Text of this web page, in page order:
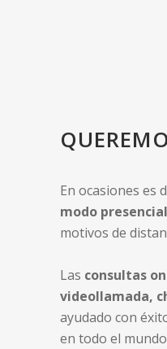
En ocasiones es
modo presencial
motivos de
Las consultas
videollamada,
ayudado con
en todo el